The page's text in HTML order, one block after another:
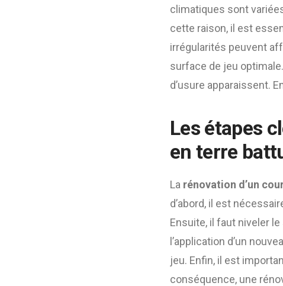
climatiques sont
cette raison, il est
irrégularités peuvent
surface de jeu
d’usure apparaissent.
Les étapes
en terre
La rénovation d’un
d’abord, il est
Ensuite, il faut niveler
l’application d’un
jeu. Enfin, il est
conséquence, une